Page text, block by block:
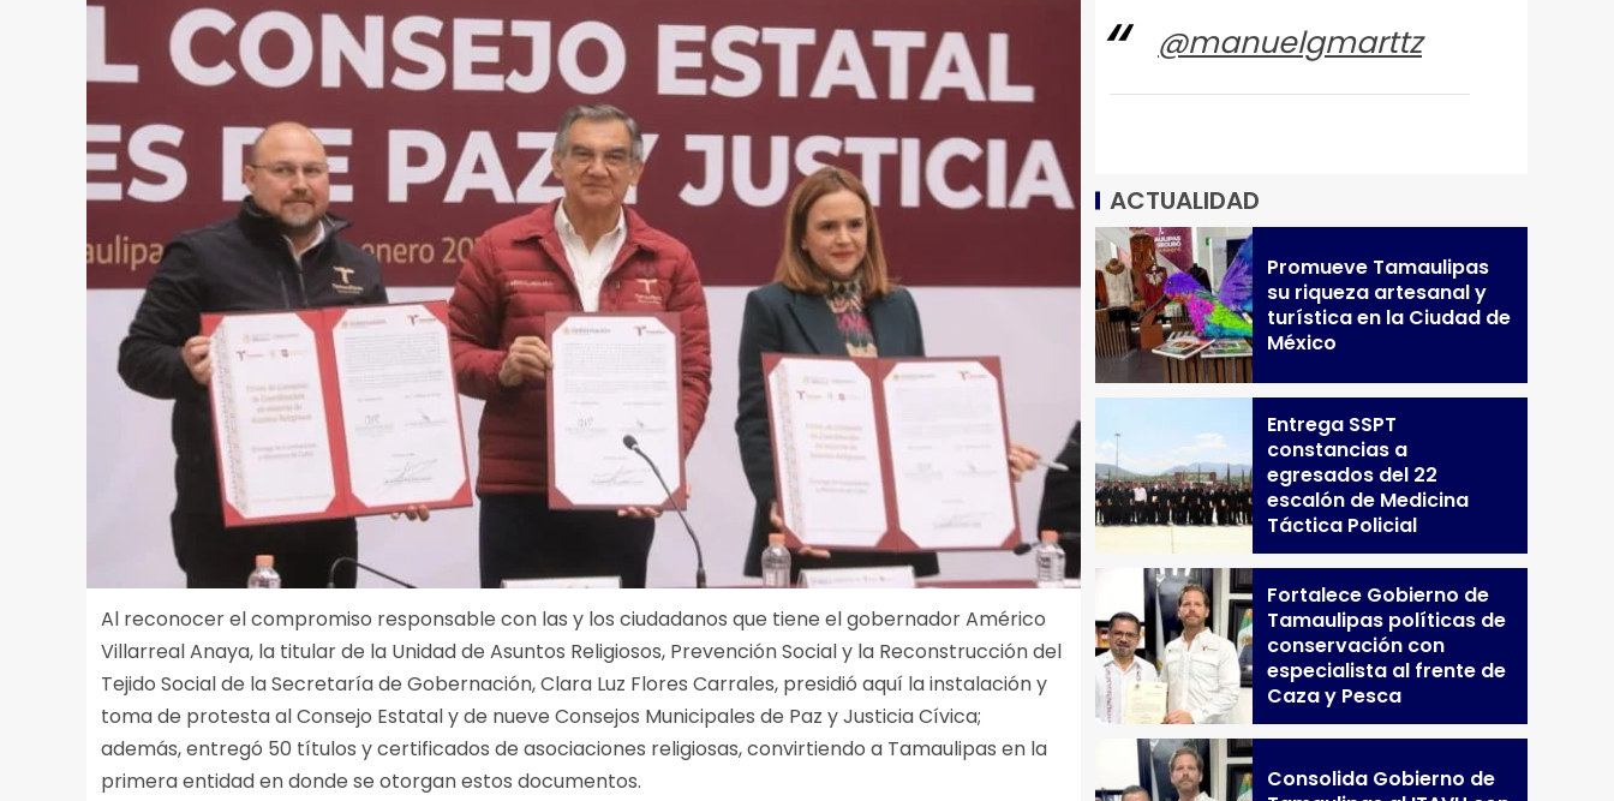
Al reconocer el compromiso responsable con las y los ciudadanos que tiene el gobernador Américo
Villarreal Anaya, la titular de la Unidad de Asuntos Religiosos, Prevención Social y la Reconstrucción del
Tejido Social de la Secretaría de Gobernación, Clara Luz Flores Carrales, presidió aquí la instalación y
toma de protesta al Consejo Estatal y de nueve Consejos Municipales de Paz y Justicia Cívica;
además, entregó 50 títulos y certificados de asociaciones religiosas, convirtiendo a Tamaulipas en la
primera entidad en donde se otorgan estos documentos.
@manuelgmarttz
ACTUALIDAD
Promueve Tamaulipas
su riqueza artesanal y
turística en la Ciudad de
México
Entrega SSPT
constancias a
egresados del 22
escalón de Medicina
Táctica Policial
Fortalece Gobierno de
Tamaulipas políticas de
conservación con
especialista al frente de
Caza y Pesca
Consolida Gobierno de